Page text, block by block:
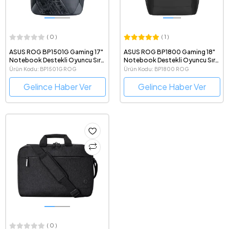
( 0 )
ASUS ROG BP1501G Gaming 17"
Notebook Destekli Oyuncu Sırt
Çantası
Ürün Kodu: BP1501G ROG
BACKPACK/BK/15_17
Gelince Haber Ver
( 1 )
ASUS ROG BP1800 Gaming 18"
Notebook Destekli Oyuncu Sırt
Çantası
Ürün Kodu: BP1800 ROG
BACKPACK/BK/18
Gelince Haber Ver
( 0 )